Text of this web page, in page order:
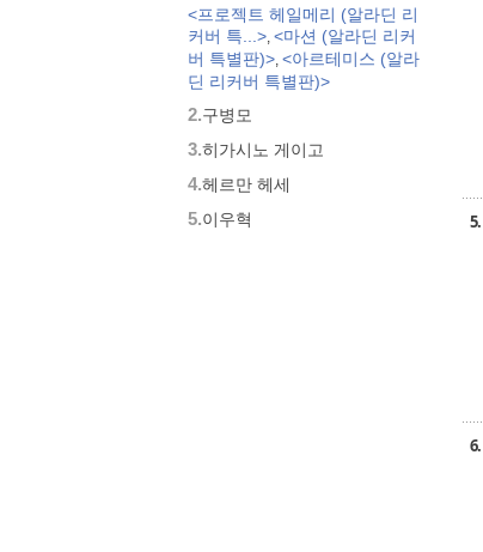
<프로젝트 헤일메리 (알라딘 리
커버 특...>, <마션 (알라딘 리커
버 특별판)>, <아르테미스 (알라
딘 리커버 특별판)>
2.구병모
3.히가시노 게이고
4.헤르만 헤세
5.이우혁 5.
6.